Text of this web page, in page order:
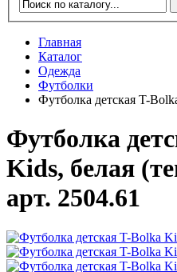
Главная
Каталог
Одежда
Футболки
Футболка детская T-
Футболка
Kids, белая
арт. 2504.61